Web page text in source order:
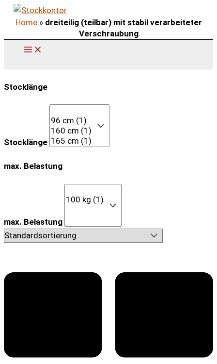
Zum
InhaltHome» dreiteilig (teilbar) mit stabil verarbeiteter
Verschraubung
Stocklänge
Stocklänge
max. Belastung
max. Belastung